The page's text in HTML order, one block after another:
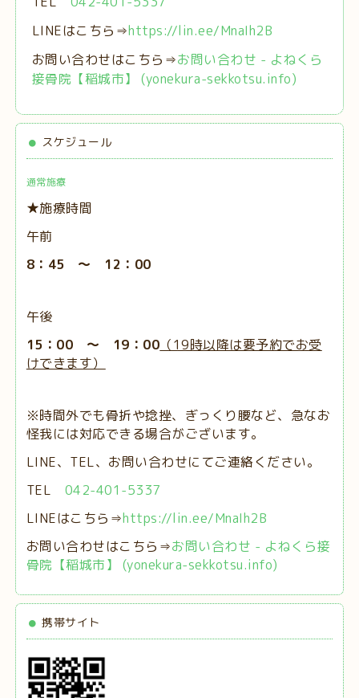
LINEはこちら⇒https://lin.ee/MnaIh2B
お問い合わせはこちら⇒お問い合わせ - よねくら
接骨院【稲城市】 (yonekura-sekkotsu.info)
スケジュール
通常施療
★施療時間
午前
8：45 ～ 12：00
午後
15：00 ～ 19：00 （19時以降は要予約でお受
けできます）
※時間外でも骨折や捻挫、ぎっくり腰など、急なお
怪我には対応できる場合がございます。
LINE、TEL、お問い合わせにてご連絡ください。
TEL 042-401-5337
LINEはこちら⇒https://lin.ee/MnaIh2B
お問い合わせはこちら⇒お問い合わせ - よねくら接
骨院【稲城市】 (yonekura-sekkotsu.info)
携帯サイト